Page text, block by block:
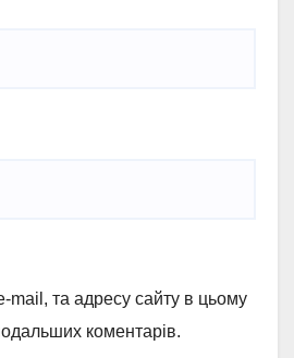
mail, та адресу сайту в цьому
коментарів.